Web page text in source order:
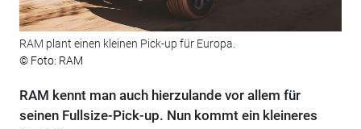
RAM plant einen kleinen Pick-up für Europa.
© Foto: RAM
RAM kennt man auch hierzulande vor allem für
seinen Fullsize-Pick-up. Nun kommt ein kleineres